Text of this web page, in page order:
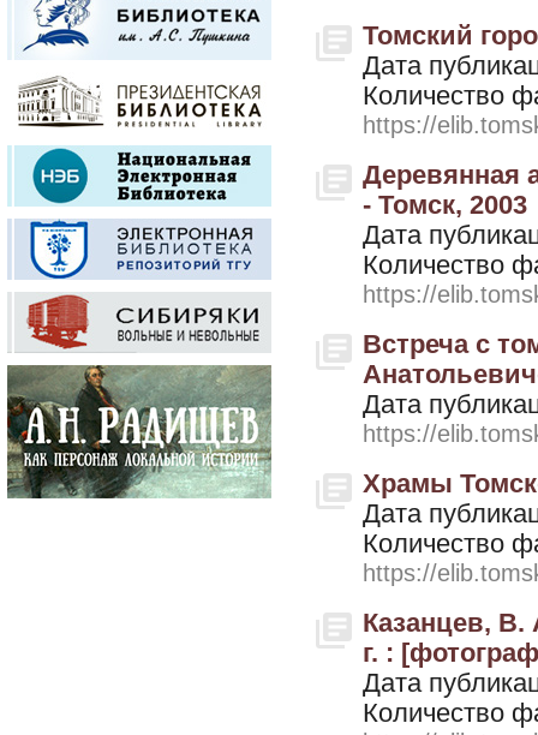
Томский
Дата
Количество
https://
Деревянная
- Томск, 2003
Дата
Количество
https://
Встреча с
Дата
https://
Храмы
Дата
Количество
https://
Казанцев, В.
г. :
Дата
Количество